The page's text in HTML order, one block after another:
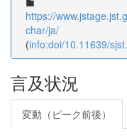
https://
char/ja/
(info:doi/10.11639/
言及状況
変動（ピーク前後）